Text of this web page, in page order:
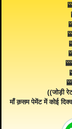
((जोड़ी
माँ क़सम पेमेंट में कोई